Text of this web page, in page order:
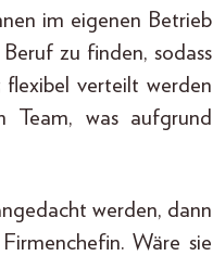
im eigenen Betrieb
zu finden, sodass
verteilt werden
Team, was aufgrund
werden, dann
Wäre sie